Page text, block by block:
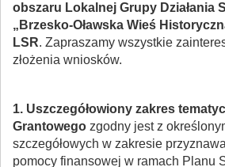
obszaru Lokalnej Grupy Działania
„Brzesko-Oławska Wieś
LSR. Zapraszamy wszystkie
złożenia wniosków.
1. Uszczegółowiony zakres
Grantowego zgodny jest z
szczegółowych w zakresie
pomocy finansowej w ramach Planu